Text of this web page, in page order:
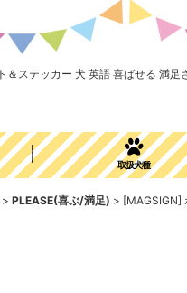
＆ステッカー 犬 英語 喜ばせる 満
取扱犬種
> PLEASE(喜ぶ/満足) > [MAGSIGN]